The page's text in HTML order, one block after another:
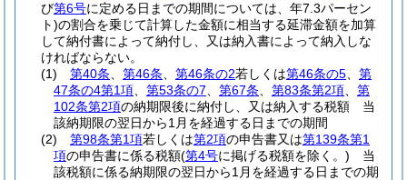
び第6号に定める日までの期間については、年7.3パーセン
ト)の割合を乗じて計算した金額に相当する延滞金額を加算
して納付書によって納付し、又は納入書によって納入しな
ければならない。
(1)
第40条 第46条 第46条の2若しくは第46条の5
第
47条の4第1項
第53条の7 第67条 第83条第2項
第
102条第2項の納期限後に納付し、又は納入する税額 当
該納期限の翌日から1月を経過する日までの期間
(2)
第98条第1項若しくは第2項の申告書又は第139条第1
項の申告書に係る税額(第4号に掲げる税額を除く。) 当
該税額に係る納期限の翌日から1月を経過する日までの期